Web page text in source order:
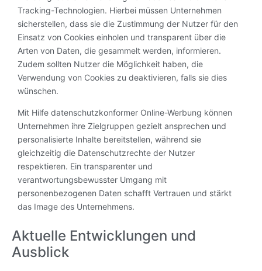
Tracking-Technologien. Hierbei müssen Unternehmen
sicherstellen, dass sie die Zustimmung der Nutzer für den
Einsatz von Cookies einholen und transparent über die
Arten von Daten, die gesammelt werden, informieren.
Zudem sollten Nutzer die Möglichkeit haben, die
Verwendung von Cookies zu deaktivieren, falls sie dies
wünschen.
Mit Hilfe datenschutzkonformer Online-Werbung können
Unternehmen ihre Zielgruppen gezielt ansprechen und
personalisierte Inhalte bereitstellen, während sie
gleichzeitig die Datenschutzrechte der Nutzer
respektieren. Ein transparenter und
verantwortungsbewusster Umgang mit
personenbezogenen Daten schafft Vertrauen und stärkt
das Image des Unternehmens.
Aktuelle Entwicklungen und
Ausblick